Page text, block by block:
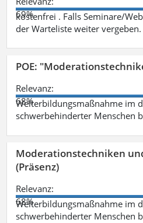
69%
kostenfrei . Falls Seminare/
der Warteliste weiter
POE:
Relevanz:
68%
Weiterbildungsmaßnahme im
schwerbehinderter Menschen
Moderationstechniken
(Präsenz)
Relevanz:
68%
Weiterbildungsmaßnahme im
schwerbehinderter Menschen